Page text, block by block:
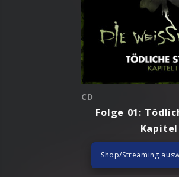
CD
Folge 01:
Shop/Streaming